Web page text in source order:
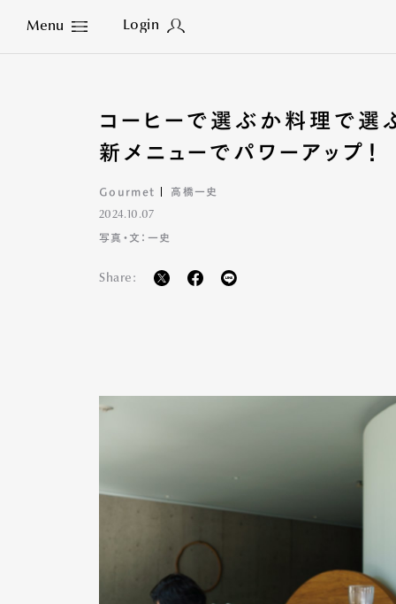
Menu Login
Close
コーヒーで選ぶか料理で選
新メニューでパワーアップ！
Gourmet 高橋一史
2024.10.07
写真・文：一史
Share: